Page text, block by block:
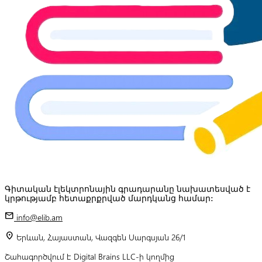
Գիտական էլեկտրոնային գրադարանը նախատեսված է
կրթությամբ հետաքրքրված մարդկանց համար:
mail info@elib.am
location_on Երևան, Հայաստան, Վազգեն Սարգսյան 26/1
Շահագործվում է Digital Brains LLC-ի կողմից